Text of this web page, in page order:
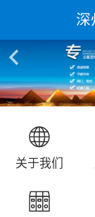
深
关于我们
核酸
国庆